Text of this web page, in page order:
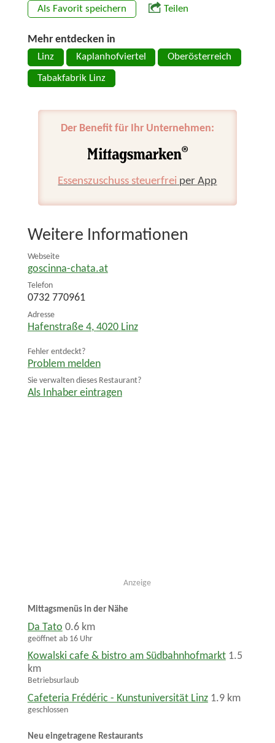
Als Favorit speichern Teilen
Mehr entdecken in
Linz Kaplanhofviertel Oberösterreich
Tabakfabrik Linz
Der Benefit für Ihr Unternehmen:
Essenszuschuss steuerfrei per App
Weitere Informationen
Webseite
goscinna-chata.at
Telefon
0732 770961
Adresse
Hafenstraße 4, 4020 Linz
Fehler entdeckt?
Problem melden
Sie verwalten dieses Restaurant?
Als Inhaber eintragen
Anzeige
Mittagsmenüs in der Nähe
Da Tato 0.6 km
geöffnet ab 16 Uhr
Kowalski cafe & bistro am Südbahnhofmarkt 1.5
km
Betriebsurlaub
Cafeteria Frédéric - Kunstuniversität Linz 1.9 km
geschlossen
Neu eingetragene Restaurants